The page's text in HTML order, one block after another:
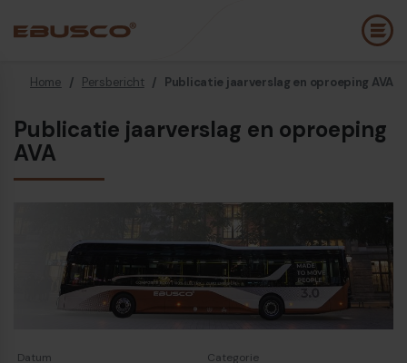
Back (Over ons)
Bedrijfsprofiel
Visie en waarden
Awards & Certificeringen
Home / Persbericht/ Publicatie jaarverslag en oproeping AVA
Publicatie jaarverslag en oproeping
AVA
Datum Categorie
Diesel bus euro VI